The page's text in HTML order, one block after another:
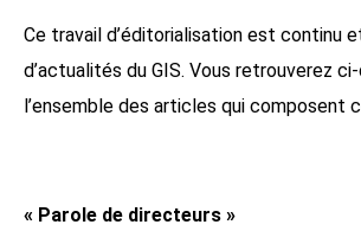
Ce travail d’éditorialisation est continu
d’actualités du GIS. Vous retrouverez
l’ensemble des articles qui composent
« Parole de directeurs »